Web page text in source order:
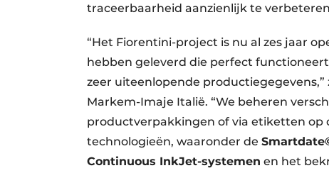
traceerbaarheid aanzienlijk te
“Het Fiorentini-project is nu al zes jaar
hebben geleverd die perfect
zeer uiteenlopende productiegegevens,”
Markem-Imaje Italië. “We beheren
productverpakkingen of via etiketten op
technologieën, waaronder de
Continuous InkJet-systemen en het